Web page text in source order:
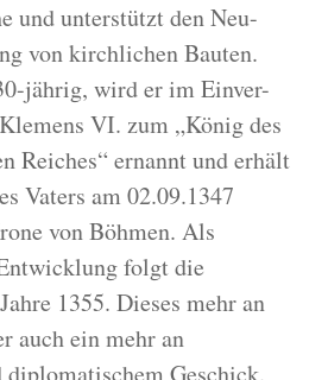
und unterstützt den Neu-
von kirchlichen Bauten.
jährig, wird er im Einver-
VI. zum „König des
Reiches“ ernannt und erhält
Vaters am 02.09.1347
von Böhmen. Als
folgt die
1355. Dieses mehr an
auch ein mehr an